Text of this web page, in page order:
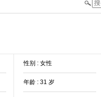
性别 : 女性
年龄 : 31 岁